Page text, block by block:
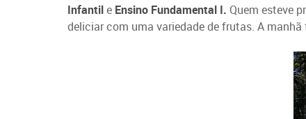
Infantile Ensino Fundamental I. Quem esteve
deliciar com uma variedade de frutas. A